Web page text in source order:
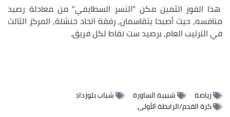
هذا الفوز الثمين مكن "النسر السطايفي" من معادلة رصيد
منافسه, حيث أصبحا يتقاسمان, رفقة اتحاد خنشلة, المركز الثالث
في الترتيب العام, برصيد ست نقاط لكل فريق.
رياضة شبيبة الساورة
شباب بلوزداد
كرة القدم/الرابطة الأولى